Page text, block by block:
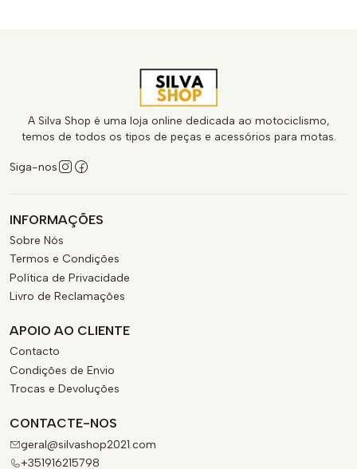
A Silva Shop é uma loja online dedicada ao motociclismo,
temos de todos os tipos de peças e acessórios para motas.
Siga-nos
INFORMAÇÕES
Sobre Nós
Termos e Condições
Política de Privacidade
Livro de Reclamações
APOIO AO CLIENTE
Contacto
Condições de Envio
Trocas e Devoluções
CONTACTE-NOS
geral@silvashop2021.com
+351916215798